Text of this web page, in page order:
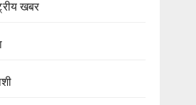
खबर